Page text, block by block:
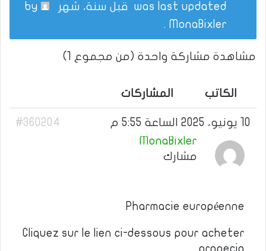
was last updated قبل سنة، شهر
MonaBixler
.
مشاهدة مشاركة واحدة (من مجموع 1)
الكاتب المشاركات
10 يونيو، 2025 الساعة 5:55 م
#360204
MonaBixler
مشارك
Pharmacie européenne
Cliquez sur le lien ci-dessous pour acheter
propecia